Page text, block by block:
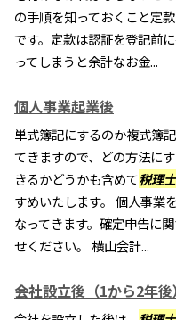
の手順を知っておくこと定
です。定款は認証を登記前
ってしまうと余計なお金...
個人事業起業後
単式簿記にするのか複式簿
てきますので、どの方法に
きるかどうかも含めて税理士
すめいたします。 個人事業
なってきます。確定申告に
せください。 横山会計...
会社設立後（1から2年